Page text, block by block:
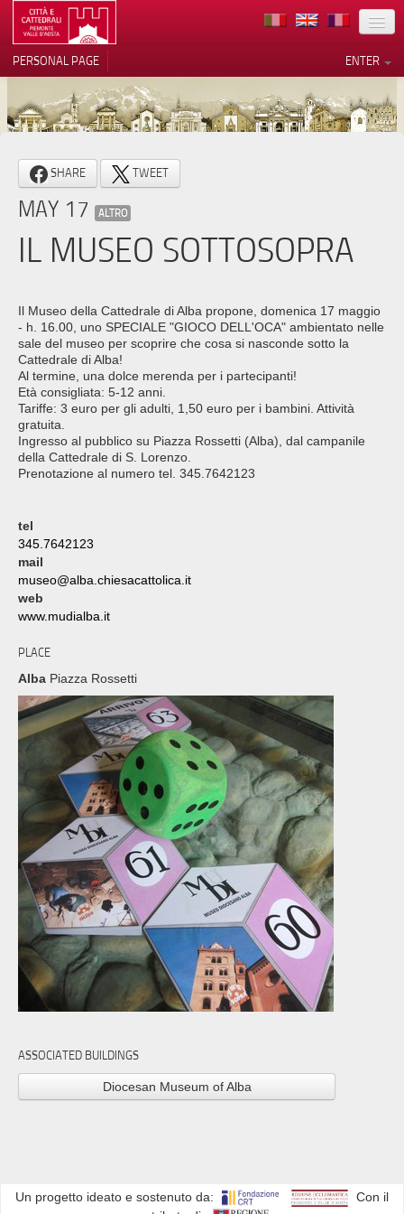
LOCATION
ARCHITECTURE
MUSEUMS
ITINERARIES
EVENTS
VOLUNTEERS
CONTACTS
PRESS
ENTER
PERSONAL PAGE
SHARE TWEET
MAY 17 ALTRO
IL MUSEO SOTTOSOPRA
Il Museo della Cattedrale di Alba propone, domenica 17 maggio
- h. 16.00, uno SPECIALE "GIOCO DELL'OCA" ambientato nelle
sale del museo per scoprire che cosa si nasconde sotto la
Cattedrale di Alba!
Al termine, una dolce merenda per i partecipanti!
Età consigliata: 5-12 anni.
Tariffe: 3 euro per gli adulti, 1,50 euro per i bambini. Attività
gratuita.
Ingresso al pubblico su Piazza Rossetti (Alba), dal campanile
della Cattedrale di S. Lorenzo.
Prenotazione al numero tel. 345.7642123
tel
345.7642123
mail
museo@alba.chiesacattolica.it
web
www.mudialba.it
PLACE
Alba Piazza Rossetti
ASSOCIATED BUILDINGS
Diocesan Museum of Alba
Un progetto ideato e sostenuto da:
Con il
Notice at collection
Your Privacy Choices